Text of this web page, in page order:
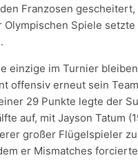
Franzosen gescheitert,
Olympischen Spiele setzte
einzige im Turnier
offensiv erneut sein Team
29 Punkte legte der
auf, mit Jayson Tatum
großer Flügelspieler zu
er Mismatches